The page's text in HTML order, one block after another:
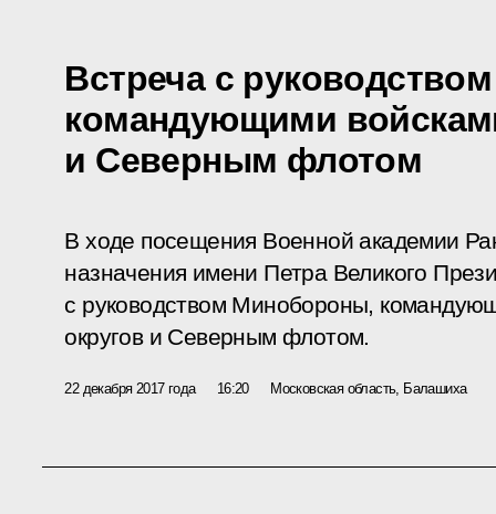
Встреча с
командующими
и Северным флотом
В ходе посещения Военной академии
назначения имени Петра Великого
с руководством Минобороны,
округов и Северным флотом.
22 декабря 2017 года 16:20 Московская область, Балашиха